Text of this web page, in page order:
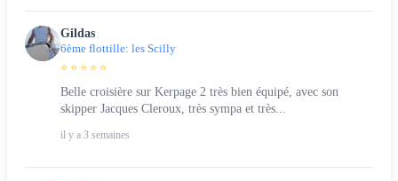
Gildas
6ème flottille: les Scilly
⭐ ⭐ ⭐ ⭐ ⭐
Belle croisière sur Kerpage 2 très bien équipé, avec son
skipper Jacques Cleroux, très sympa et très...
il y a 3 semaines